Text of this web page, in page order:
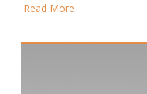
Read More